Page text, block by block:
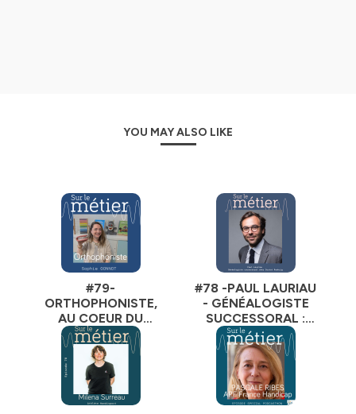
sur le site internet : surlemetier.com
Hébergé par Ausha. Visitez
ausha.co/politique-de-
confidentialitepour plus d'informations.
YOU MAY ALSO LIKE
#79-
ORTHOPHONISTE,
AU COEUR DU
LANGAGE - SOPHIE
GONNOT
#78 -PAUL LAURIAU
- GÉNÉALOGISTE
SUCCESSORAL :
LIMIER DE LA
FILIATION